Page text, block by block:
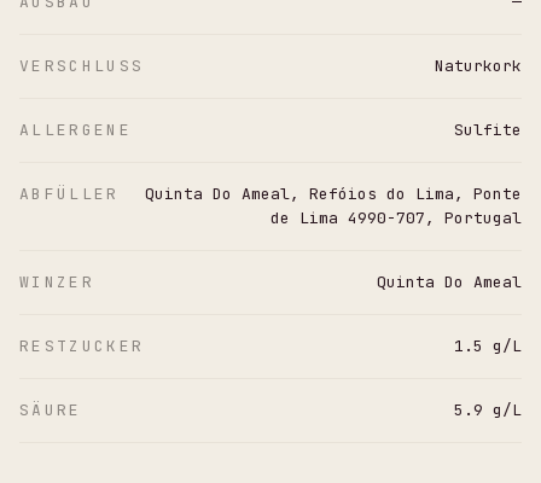
VERSCHLUSS Naturkork
ALLERGENE Sulfite
ABFÜLLER
Quinta Do Ameal, Refóios do Lima, Ponte
de Lima 4990-707, Portugal
WINZER Quinta Do Ameal
RESTZUCKER 1.5 g/L
SÄURE 5.9 g/L